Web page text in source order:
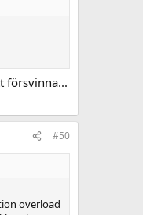
försvinna...
#50
overload